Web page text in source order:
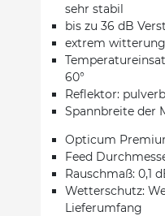
sehr stabil
bis zu 36 dB
extrem
60°
Reflektor:
Spannbreite der
Opticum
Feed
Rauschmaß: 0,1
Wetterschutz:
Lieferumfang